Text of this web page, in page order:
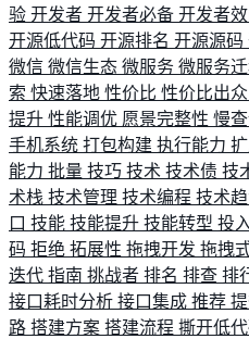
验 开发者 开发者必备 开发者
开源低代码 开源排名 开源源码
微信 微信生态 微服务 微服务
索 快速落地 性价比 性价比出众
提升 性能调优 愿景完整性 慢
手机系统 打包构建 执行能力
能力 批量 技巧 技术 技术债 技
术栈 技术管理 技术编程 技术
口 技能 技能提升 技能转型 投
码 拒绝 拓展性 拖拽开发 拖拽
迭代 指南 挑战者 排名 排查 排
接口耗时分析 接口集成 推荐
路 搭建方案 搭建流程 撕开低